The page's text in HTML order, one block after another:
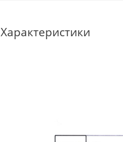
Характеристики